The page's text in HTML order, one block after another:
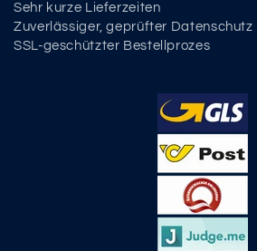
Sehr kurze Lieferzeiten
Zuverlässiger, geprüfter Datenschutz
SSL-geschützter Bestellprozes